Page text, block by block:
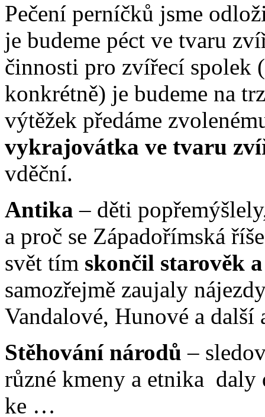
Pečení perníčků jsme
je budeme péct ve tvaru
činnosti pro zvířecí spolek
konkrétně) je budeme na
výtěžek předáme
vykrajovátka ve tvaru
vděční.
Antika – děti
a proč se Západořímská
svět tím skončil starověk
samozřejmě zaujaly
Vandalové, Hunové a
Stěhování národů –
různé kmeny a etnika daly
ke …